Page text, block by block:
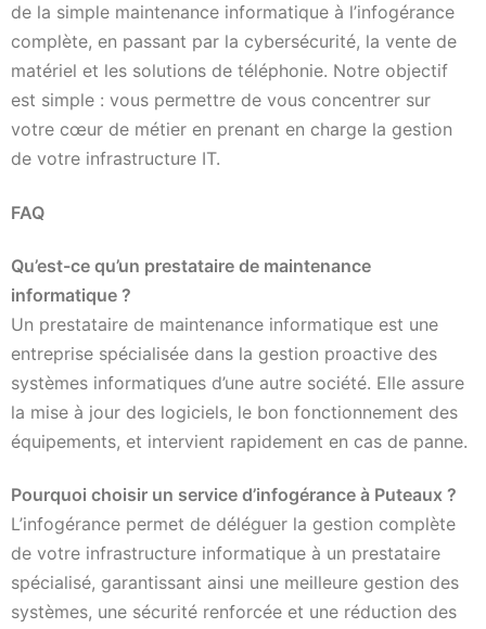
de la simple maintenance informatique à l’infogérance
complète, en passant par la cybersécurité, la vente de
matériel et les solutions de téléphonie. Notre objectif
est simple : vous permettre de vous concentrer sur
votre cœur de métier en prenant en charge la gestion
de votre infrastructure IT.
FAQ
Qu’est-ce qu’un prestataire de maintenance
informatique ?
Un prestataire de maintenance informatique est une
entreprise spécialisée dans la gestion proactive des
systèmes informatiques d’une autre société. Elle assure
la mise à jour des logiciels, le bon fonctionnement des
équipements, et intervient rapidement en cas de panne.
Pourquoi choisir un service d’infogérance à Puteaux ?
L’infogérance permet de déléguer la gestion complète
de votre infrastructure informatique à un prestataire
spécialisé, garantissant ainsi une meilleure gestion des
systèmes, une sécurité renforcée et une réduction des